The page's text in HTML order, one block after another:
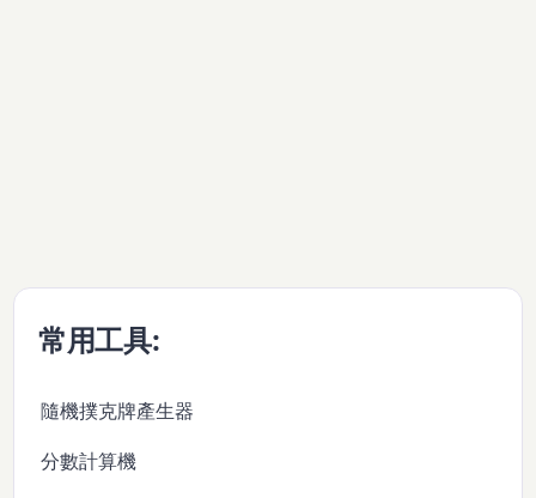
常用工具:
隨機撲克牌產生器
分數計算機